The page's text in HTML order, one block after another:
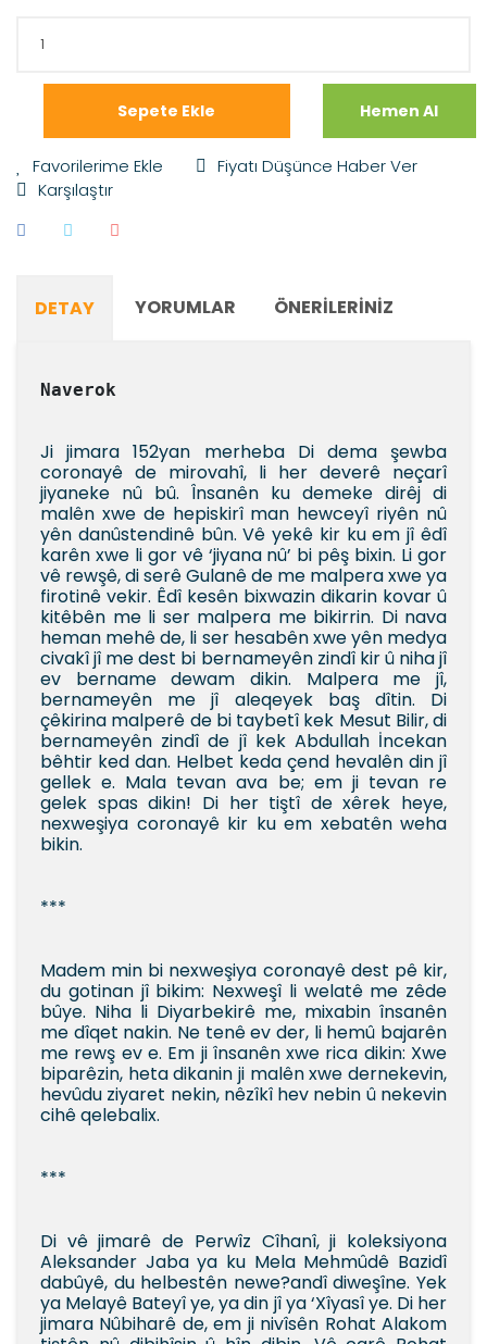
Sepete Ekle Hemen Al
Fiyatı Düşünce Haber Ver
Karşılaştır
DETAY YORUMLAR ÖNERILERINIZ
Naverok
Ji jimara 152yan merheba Di dema şewba
coronayê de mirovahî, li her deverê neçarî
jiyaneke nû bû. Însanên ku demeke dirêj di
malên xwe de hepiskirî man hewceyî riyên nû
yên danûstendinê bûn. Vê yekê kir ku em jî êdî
karên xwe li gor vê ‘jiyana nû’ bi pêş bixin. Li gor
vê rewşê, di serê Gulanê de me malpera xwe ya
firotinê vekir. Êdî kesên bixwazin dikarin kovar û
kitêbên me li ser malpera me bikirrin. Di nava
heman mehê de, li ser hesabên xwe yên medya
civakî jî me dest bi bernameyên zindî kir û niha jî
ev bername dewam dikin. Malpera me jî,
bernameyên me jî aleqeyek baş dîtin. Di
çêkirina malperê de bi taybetî kek Mesut Bilir, di
bernameyên zindî de jî kek Abdullah İncekan
bêhtir ked dan. Helbet keda çend hevalên din jî
gellek e. Mala tevan ava be; em ji tevan re
gelek spas dikin! Di her tiştî de xêrek heye,
nexweşiya coronayê kir ku em xebatên weha
bikin.
***
Madem min bi nexweşiya coronayê dest pê kir,
du gotinan jî bikim: Nexweşî li welatê me zêde
bûye. Niha li Diyarbekirê me, mixabin însanên
me dîqet nakin. Ne tenê ev der, li hemû bajarên
me rewş ev e. Em ji însanên xwe rica dikin: Xwe
biparêzin, heta dikanin ji malên xwe dernekevin,
hevûdu ziyaret nekin, nêzîkî hev nebin û nekevin
cihê qelebalix.
***
Di vê jimarê de Perwîz Cîhanî, ji koleksiyona
Aleksander Jaba ya ku Mela Mehmûdê Bazidî
dabûyê, du helbestên newe?andî diweşîne. Yek
ya Melayê Bateyî ye, ya din jî ya ‘Xîyasî ye. Di her
jimara Nûbiharê de, em ji nivîsên Rohat Alakom